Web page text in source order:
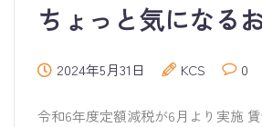
ちょっと気になる
2024年5月31日 KCS 0
令和6年度定額減税が6月より実施